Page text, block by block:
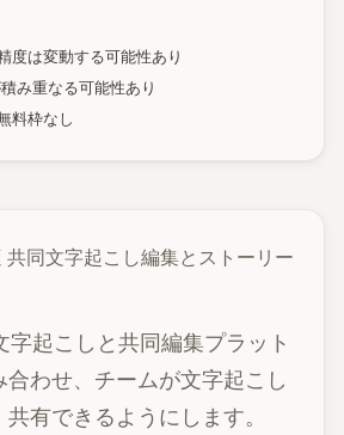
度は変動する可能性あり
み重なる可能性あり
料枠なし
同文字起こし編集とストーリー
字起こしと共同編集プラット
合わせ、チームが文字起こし
有できるようにします。